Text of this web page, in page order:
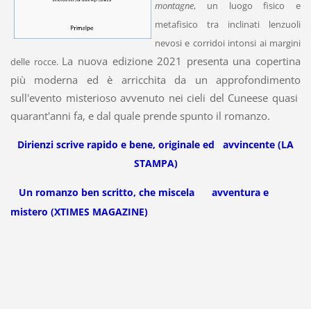
montagne, un luogo fisico e
metafisico tra inclinati lenzuoli
nevosi e corridoi intonsi ai margini
delle rocce. La nuova edizione 2021 presenta una copertina
più moderna ed è arricchita da un approfondimento
sull'evento misterioso avvenuto nei cieli del Cuneese quasi
quarant'anni fa, e dal quale prende spunto il romanzo.
Dirienzi scrive rapido e bene, originale ed avvincente (LA
STAMPA)
Un romanzo ben scritto, che miscela
avventura e
mistero (XTIMES MAGAZINE)